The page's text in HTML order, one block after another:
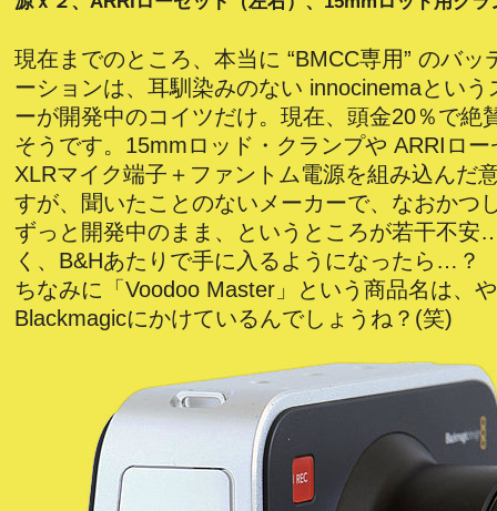
現在までのところ、本当に “BMCC専用” のバッ
ーションは、耳馴染みのない innocinemaという
ーが開発中のコイツだけ。現在、頭金20％で絶
そうです。15mmロッド・クランプや ARRIロ
XLRマイク端子＋ファントム電源を組み込んだ
すが、聞いたことのないメーカーで、なおかつ
ずっと開発中のまま、というところが若干不安
く、B&Hあたりで手に入るようになったら…？
ちなみに「Voodoo Master」という商品名は、
Blackmagicにかけているんでしょうね？(笑)